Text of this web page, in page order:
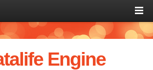
Engine